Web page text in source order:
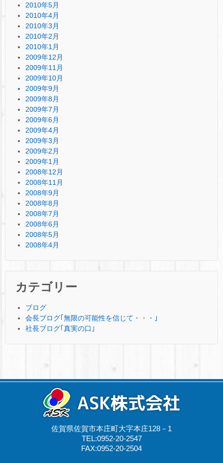
2010年5月
2010年4月
2010年3月
2010年2月
2010年1月
2009年12月
2009年11月
2009年10月
2009年9月
2009年8月
2009年7月
2009年6月
2009年4月
2009年3月
2009年2月
2009年1月
2008年12月
2008年11月
2008年9月
2008年8月
2008年7月
2008年6月
2008年5月
2008年4月
カテゴリー
ブログ
会長ブログ｢無限の可能性を信じて・・・｣
社長ブログ｢真実の口｣
佐賀県佐賀市本庄町大字本庄128－1
TEL:0952-20-2547
FAX:0952-20-2504